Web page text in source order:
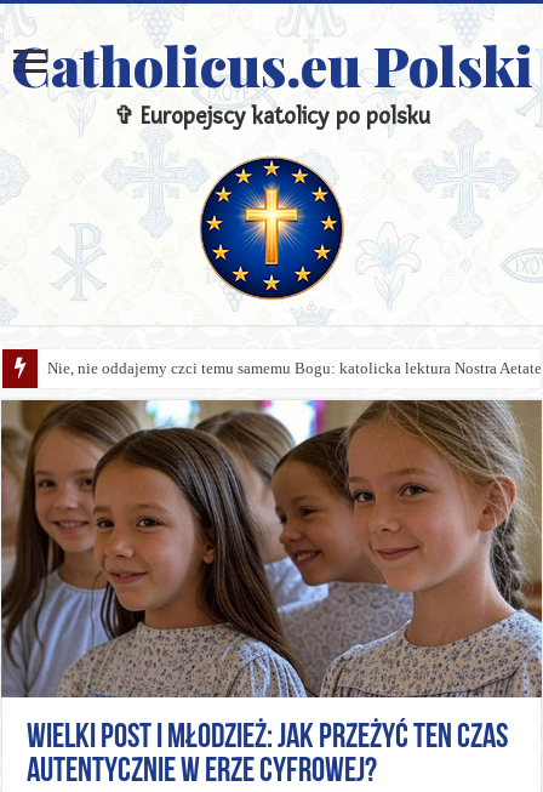
Catholicus.eu Polski
✞ Europejscy katolicy po polsku
Nie, nie oddajemy czci temu samemu Bogu: katolicka lektura Nostra
Wielki Post i młodzież: Jak przeżyć ten czas
autentycznie w erze cyfrowej?